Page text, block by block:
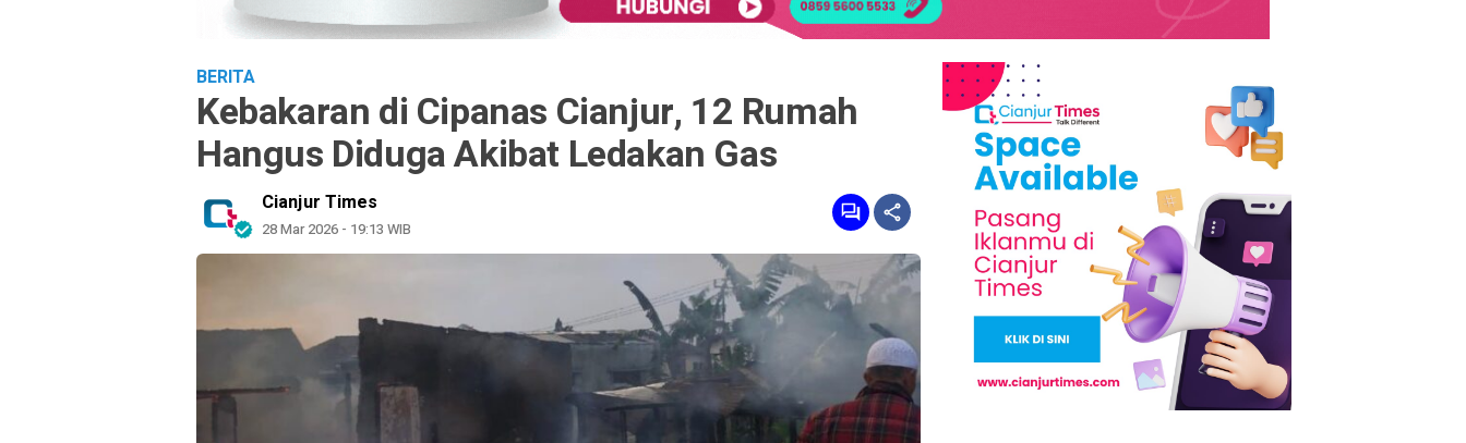
BERITA
Kebakaran di Cipanas Cianjur, 12 Rumah
Hangus Diduga Akibat Ledakan Gas
Cianjur Times
28 Mar 2026 - 19:13 WIB